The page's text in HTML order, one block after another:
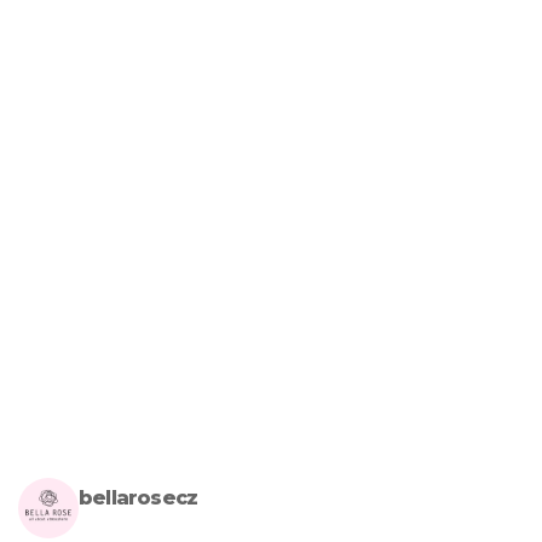
bellarosecz